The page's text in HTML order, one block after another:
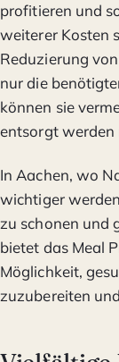
profitieren und
weiterer Kosten
Reduzierung
nur die
können sie
entsorgt werden
In Aachen, wo
wichtiger
zu schonen und
bietet das Meal
Möglichkeit,
zuzubereiten